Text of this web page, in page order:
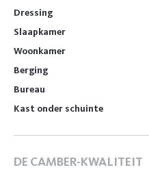
Dressing
Slaapkamer
Woonkamer
Berging
Bureau
Kast onder schuinte
DE CAMBER-KWALITEIT